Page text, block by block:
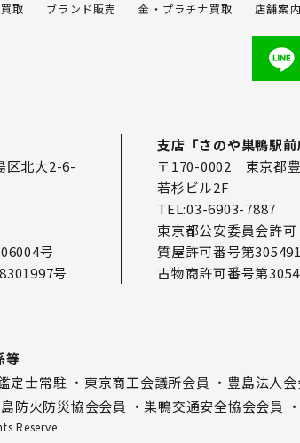
取 ブランド販売 金・プラチナ買取 店舗案内
北大2-6-
号
号
支店「さのや巣鴨駅前
〒170-0002 東京都
若杉ビル2F
TEL:03-6903-7887
東京都公安委員会許可
質屋許可番号第
古物商許可番号第
等
定士常駐 ・東京商工会議所会員 ・豊島法人
島防火防災協会会員 ・巣鴨交通安全協会会員
Reserve